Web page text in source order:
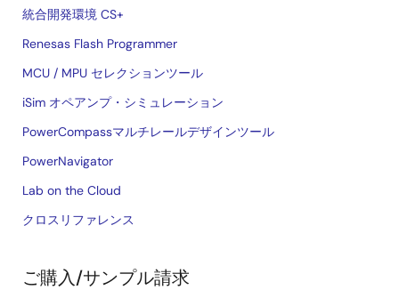
統合開発環境 CS+
Renesas Flash Programmer
MCU / MPU セレクションツール
iSim オペアンプ・シミュレーション
PowerCompassマルチレールデザインツール
PowerNavigator
Lab on the Cloud
クロスリファレンス
ご購入/サンプル請求